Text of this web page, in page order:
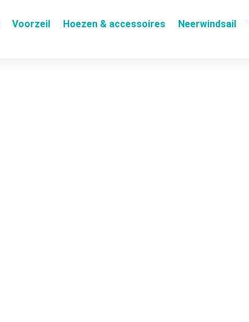
Voorzeil Hoezen & accessoires Neerwindsail